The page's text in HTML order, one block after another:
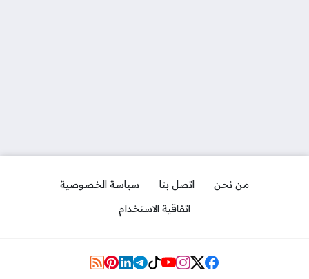
من نحن اتصل بنا
سياسة الخصوصية
اتفاقية الاستخدام
Social Links